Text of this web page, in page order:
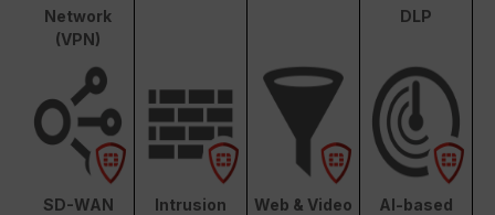
Network
(VPN)
DLP
SD-WAN
Intrusion
Web & Video
AI-based